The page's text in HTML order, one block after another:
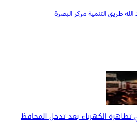
طريق التنمية مركز البصرة
الكهرباء بعد تدخل المحافظ